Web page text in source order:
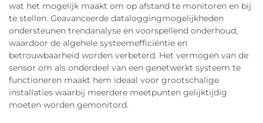
wat het mogelijk maakt om op afstand te monitoren en bij
te stellen. Geavanceerde dataloggingmogelijkheden
ondersteunen trendanalyse en voorspellend onderhoud,
waardoor de algehele systeemefficiëntie en
betrouwbaarheid worden verbeterd. Het vermogen van de
sensor om als onderdeel van een genetwerkt systeem te
functioneren maakt hem ideaal voor grootschalige
installaties waarbij meerdere meetpunten gelijktijdig
moeten worden gemonitord.